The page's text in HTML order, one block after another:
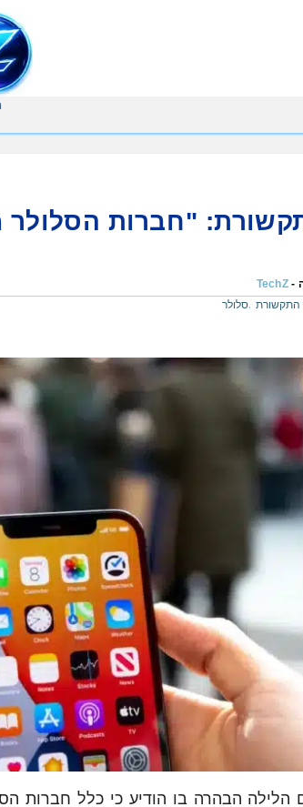
"חברות הסלולר
-
TechZ
,סלולר